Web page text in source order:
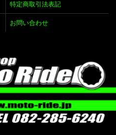
特定商取引法表記
お問い合わせ